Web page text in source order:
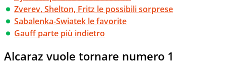
Zverev, Shelton, Fritz le possibili sorprese
Sabalenka-Swiatek le favorite
Gauff parte più indietro
Alcaraz vuole tornare numero 1